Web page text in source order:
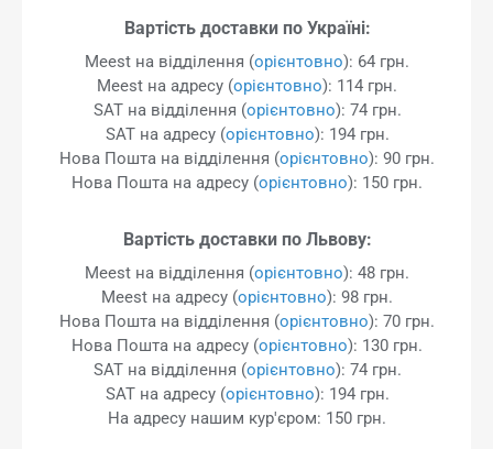
Вартість доставки по Україні:
Meest на відділення (орієнтовно): 64 грн.
Meest на адресу (орієнтовно): 114 грн.
SAT на відділення (орієнтовно): 74 грн.
SAT на адресу (орієнтовно): 194 грн.
Нова Пошта на відділення (орієнтовно): 90 грн.
Нова Пошта на адресу (орієнтовно): 150 грн.
Вартість доставки по Львову:
Meest на відділення (орієнтовно): 48 грн.
Meest на адресу (орієнтовно): 98 грн.
Нова Пошта на відділення (орієнтовно): 70 грн.
Нова Пошта на адресу (орієнтовно): 130 грн.
SAT на відділення (орієнтовно): 74 грн.
SAT на адресу (орієнтовно): 194 грн.
На адресу нашим кур'єром: 150 грн.